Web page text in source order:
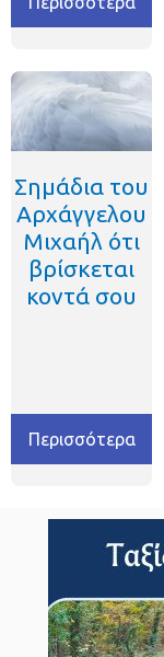
Σημάδια του
Αρχάγγελου
Μιχαήλ ότι
βρίσκεται
κοντά σου
Περισσότερα